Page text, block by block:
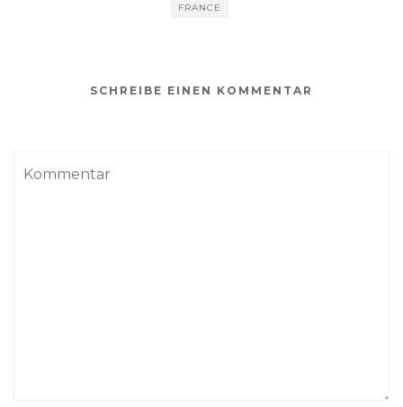
FRANCE
SCHREIBE EINEN KOMMENTAR